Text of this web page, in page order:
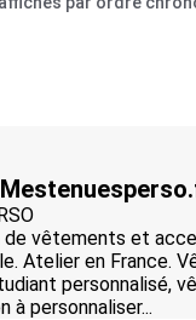
de vêtements et
Atelier en France.
personnalisé,
à personnaliser...